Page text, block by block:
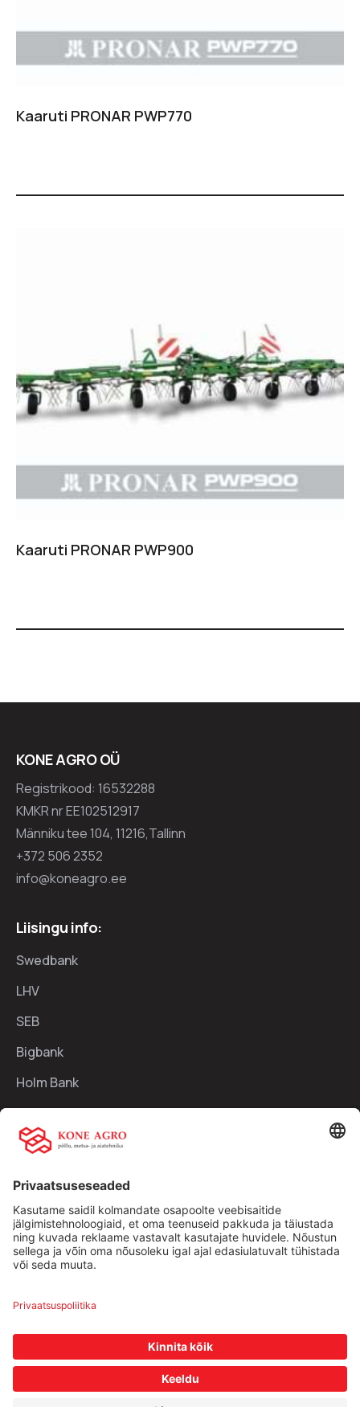
Kaaruti PRONAR PWP770
Kaaruti PRONAR PWP900
KONE AGRO OÜ
Registrikood: 16532288
KMKR nr EE102512917
Männiku tee 104, 11216,Tallinn
+372 506 2352
info@koneagro.ee
Liisingu info:
Swedbank
LHV
SEB
Bigbank
Holm Bank
Kiirlingid:
Traktorid
Kasutatud tehnika
Kontakt
Müügitingimused|Privaatsuspoliitika